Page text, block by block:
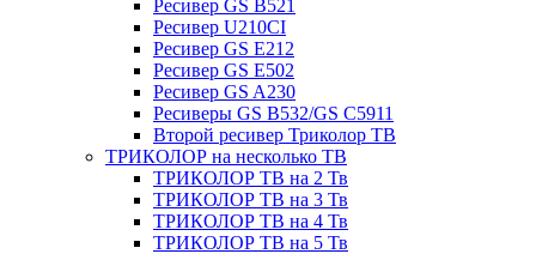
Ресивер GS B521
Ресивер U210CI
Ресивер GS E212
Ресивер GS E502
Ресивер GS A230
Ресиверы GS B532/GS C5911
Второй ресивер Триколор ТВ
ТРИКОЛОР на несколько ТВ
ТРИКОЛОР ТВ на 2 Тв
ТРИКОЛОР ТВ на 3 Тв
ТРИКОЛОР ТВ на 4 Тв
ТРИКОЛОР ТВ на 5 Тв